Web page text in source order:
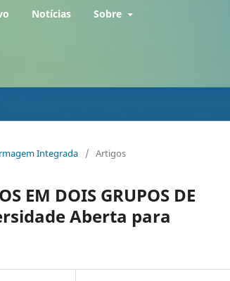
Notícias Sobre
Integrada / Artigos
EM DOIS GRUPOS DE
Aberta para